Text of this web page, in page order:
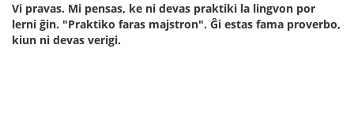
Vi pravas. Mi pensas, ke ni devas praktiki la lingvon por
lerni ĝin. "Praktiko faras majstron". Ĝi estas fama proverbo,
kiun ni devas verigi.